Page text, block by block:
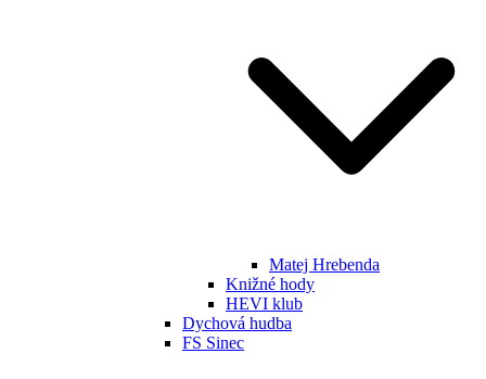
Matej Hrebenda
Knižné hody
HEVI klub
Dychová hudba
FS Sinec